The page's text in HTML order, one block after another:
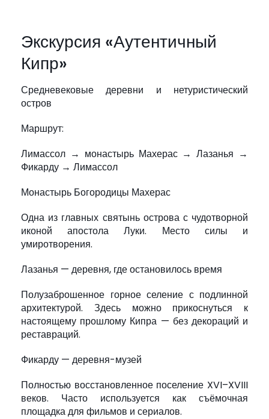
Экскурсия «Аутентичный
Кипр»
Средневековые деревни и нетуристический
остров
Маршрут:
Лимассол → монастырь Махерас → Лазанья →
Фикарду → Лимассол
Монастырь Богородицы Махерас
Одна из главных святынь острова с чудотворной
иконой апостола Луки. Место силы и
умиротворения.
Лазанья — деревня, где остановилось время
Полузаброшенное горное селение с подлинной
архитектурой. Здесь можно прикоснуться к
настоящему прошлому Кипра — без декораций и
реставраций.
Фикарду — деревня-музей
Полностью восстановленное поселение XVI–XVIII
веков. Часто используется как съёмочная
площадка для фильмов и сериалов.